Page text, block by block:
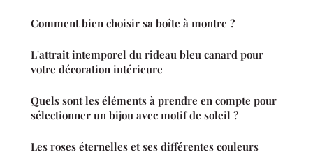
Comment bien choisir sa boîte à montre ?
L'attrait intemporel du rideau bleu canard pour
votre décoration intérieure
Quels sont les éléments à prendre en compte pour
sélectionner un bijou avec motif de soleil ?
Les roses éternelles et ses différentes couleurs